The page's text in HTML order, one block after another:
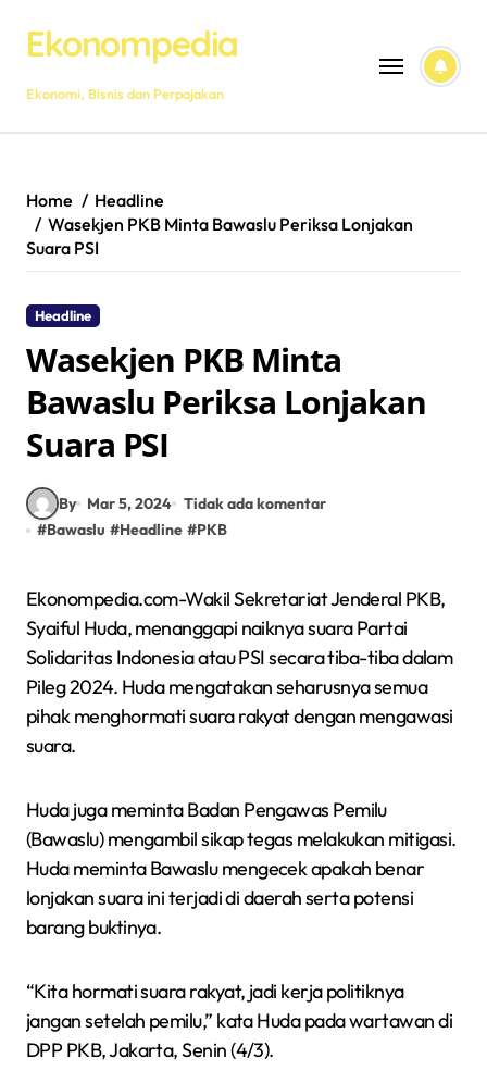
contentEkonompedia
Ekonomi, Bisnis dan Perpajakan
Home
Headline
Wasekjen PKB Minta Bawaslu Periksa Lonjakan
Suara PSI
Headline
Wasekjen PKB Minta
Bawaslu Periksa Lonjakan
Suara PSI
By Mar 5, 2024 Tidak ada komentar
#Bawaslu #Headline #PKB
Ekonompedia.com-Wakil Sekretariat Jenderal PKB,
Syaiful Huda, menanggapi naiknya suara Partai
Solidaritas Indonesia atau PSI secara tiba-tiba dalam
Pileg 2024. Huda mengatakan seharusnya semua
pihak menghormati suara rakyat dengan mengawasi
suara.
Huda juga meminta Badan Pengawas Pemilu
(Bawaslu) mengambil sikap tegas melakukan mitigasi.
Huda meminta Bawaslu mengecek apakah benar
lonjakan suara ini terjadi di daerah serta potensi
barang buktinya.
“Kita hormati suara rakyat, jadi kerja politiknya
jangan setelah pemilu,” kata Huda pada wartawan di
DPP PKB, Jakarta, Senin (4/3).